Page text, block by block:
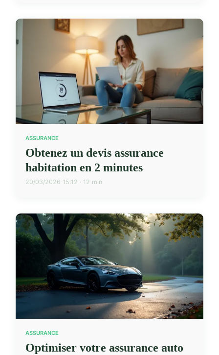
ASSURANCE
Obtenez un devis assurance
habitation en 2 minutes
20/03/2026 15:12 · 12 min
ASSURANCE
Optimiser votre assurance auto